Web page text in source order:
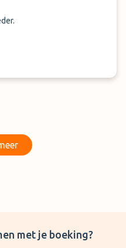
met je boeking?